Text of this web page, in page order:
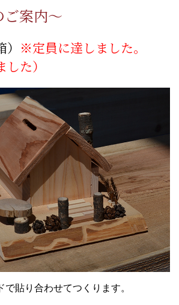
案内～
※定員に達しました。
した）
で貼り合わせてつくります。